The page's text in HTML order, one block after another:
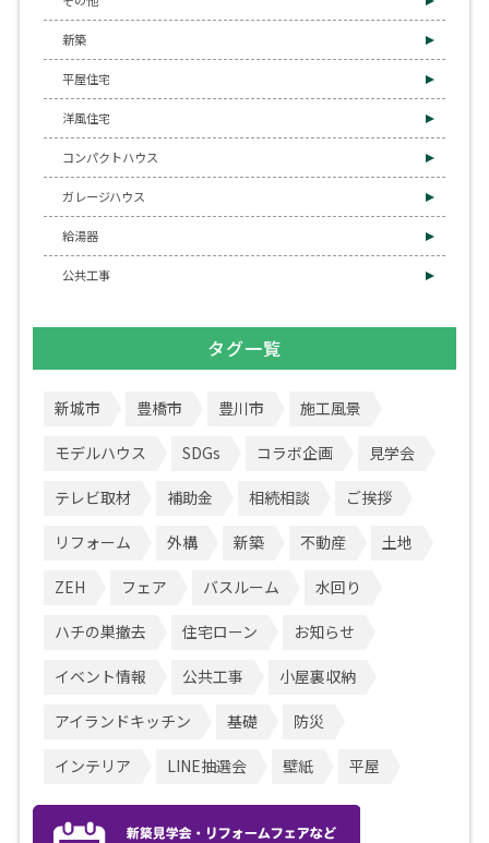
新築
平屋住宅
洋風住宅
コンパクトハウス
ガレージハウス
給湯器
公共工事
タグ一覧
新城市 豊橋市 豊川市 施工風景
モデルハウス SDGs コラボ企画 見学会
テレビ取材 補助金 相続相談 ご挨拶
リフォーム 外構 新築 不動産 土地
ZEH フェア バスルーム 水回り
ハチの巣撤去 住宅ローン お知らせ
イベント情報 公共工事 小屋裏収納
アイランドキッチン 基礎 防災
インテリア LINE抽選会 壁紙 平屋